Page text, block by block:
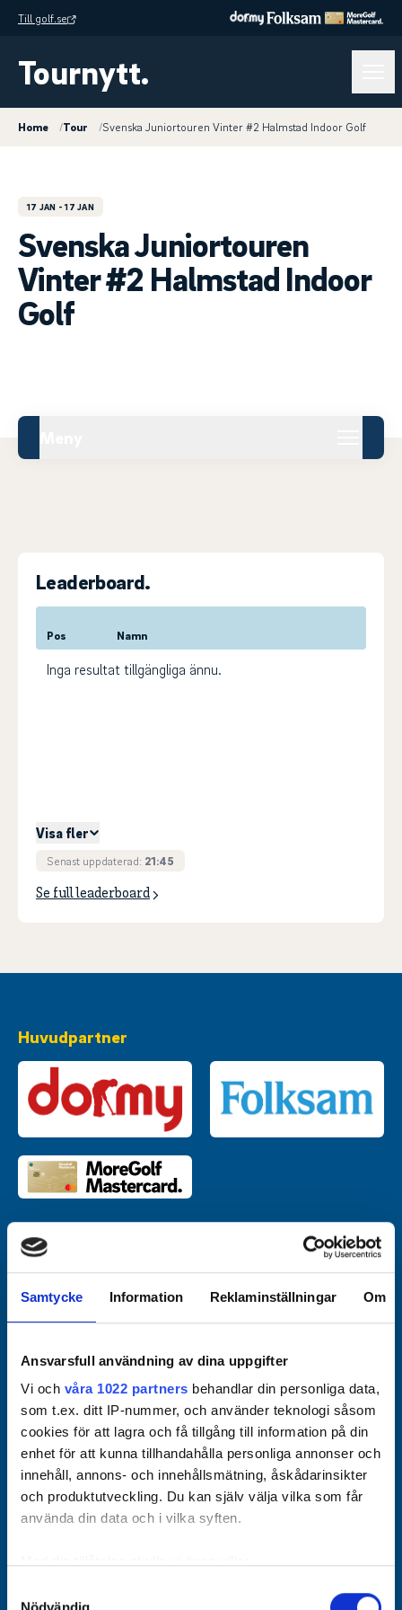
Samtycke Information Reklaminställningar Om
Ansvarsfull användning av dina uppgifter
Vi och våra 1022 partners behandlar din personliga data,
som t.ex. ditt IP-nummer, och använder teknologi såsom
cookies för att lagra och få tillgång till information på din
enhet för att kunna tillhandahålla personliga annonser och
innehåll, annons- och innehållsmätning, åskådarinsikter
och produktutveckling. Du kan själv välja vilka som får
använda din data och i vilka syften.
Nödvändig
Till golf.se
Tournytt.
Home /Tour /Svenska Juniortouren Vinter #2 Halmstad Indoor Golf
17 JAN - 17 JAN
Svenska Juniortouren
Vinter #2 Halmstad Indoor
Golf
Leaderboard.
Pos Namn
Inga resultat tillgängliga ännu.
Visa fler
Senast uppdaterad: 21:45
Se full leaderboard
Huvudpartner
Officiella partners